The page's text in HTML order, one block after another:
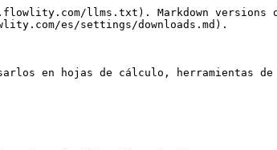
llms.txt). Markdown versions
es/settings/downloads.md).
en hojas de cálculo, herramientas